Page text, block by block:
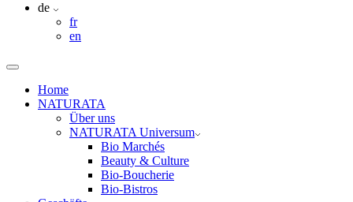
de
fr
en
Home
NATURATA
Über uns
NATURATA Universum
Bio Marchés
Beauty & Culture
Bio-Boucherie
Bio-Bistros